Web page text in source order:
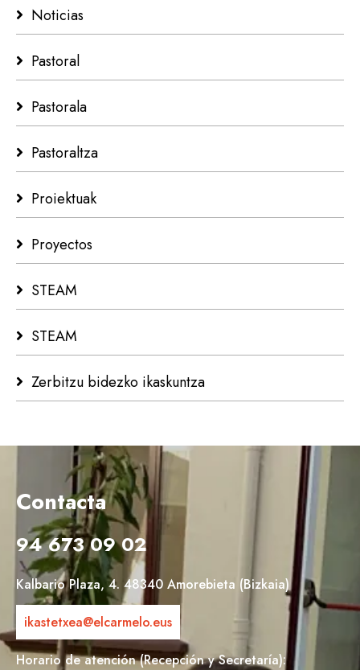
Noticias
Pastoral
Pastorala
Pastoraltza
Proiektuak
Proyectos
STEAM
STEAM
Zerbitzu bidezko ikaskuntza
Contacta
94 673 09 02
Kalbario Plaza, 4. 48340 Amorebieta (Bizkaia)
ikastetxea@elcarmelo.eus
Horario de atención (Recepción y Secretaría):